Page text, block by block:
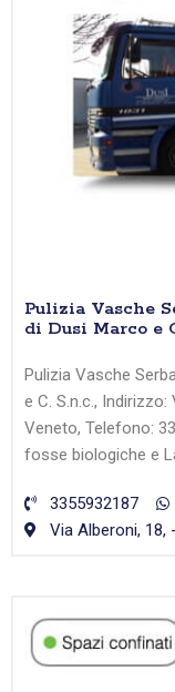
Pulizia Vasche
di Dusi Marco e
Pulizia Vasche
e C. S.n.c.,
Veneto, Telefono:
fosse biologiche e
3355932187
Via Alberoni, 18,